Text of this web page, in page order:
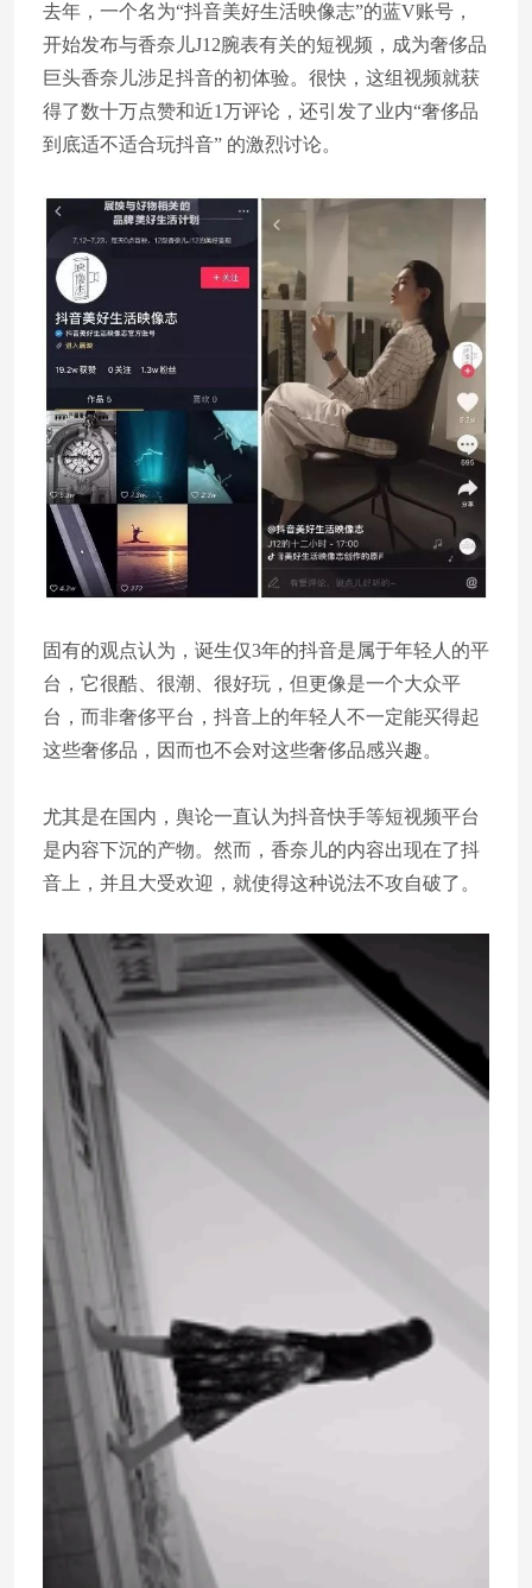
去年，一个名为“抖音美好生活映像志”的蓝V账号，
开始发布与香奈儿J12腕表有关的短视频，成为奢侈品
巨头香奈儿涉足抖音的初体验。很快，这组视频就获
得了数十万点赞和近1万评论，还引发了业内“奢侈品
到底适不适合玩抖音” 的激烈讨论。
固有的观点认为，诞生仅3年的抖音是属于年轻人的平
台，它很酷、很潮、很好玩，但更像是一个大众平
台，而非奢侈平台，抖音上的年轻人不一定能买得起
这些奢侈品，因而也不会对这些奢侈品感兴趣。
尤其是在国内，舆论一直认为抖音快手等短视频平台
是内容下沉的产物。然而，香奈儿的内容出现在了抖
音上，并且大受欢迎，就使得这种说法不攻自破了。